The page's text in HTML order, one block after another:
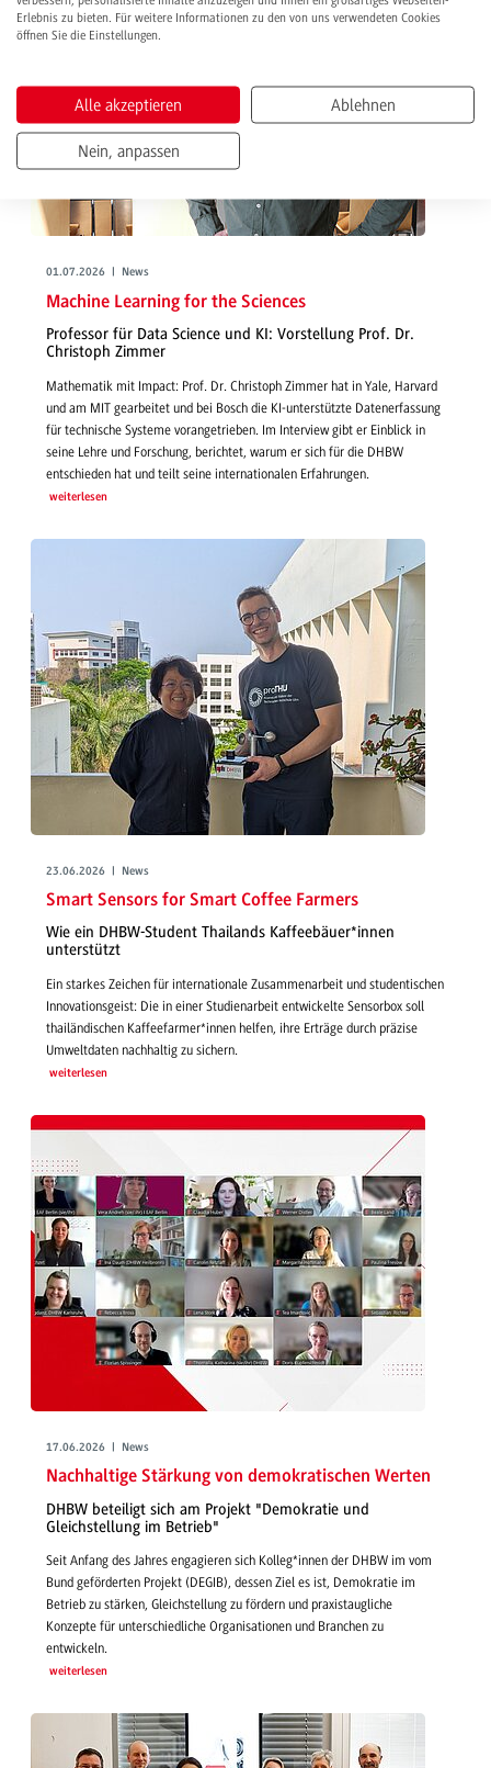
01.07.2026 | News
Machine Learning for the Sciences
Professor für Data Science und KI: Vorstellung Prof. Dr.
Christoph Zimmer
Mathematik mit Impact: Prof. Dr. Christoph Zimmer hat in Yale, Harvard
und am MIT gearbeitet und bei Bosch die KI-unterstützte Datenerfassung
für technische Systeme vorangetrieben. Im Interview gibt er Einblick in
seine Lehre und Forschung, berichtet, warum er sich für die DHBW
entschieden hat und teilt seine internationalen Erfahrungen.
weiterlesen
23.06.2026 | News
Smart Sensors for Smart Coffee Farmers
Wie ein DHBW-Student Thailands Kaffeebäuer*innen
unterstützt
Ein starkes Zeichen für internationale Zusammenarbeit und studentischen
Innovationsgeist: Die in einer Studienarbeit entwickelte Sensorbox soll
thailändischen Kaffeefarmer*innen helfen, ihre Erträge durch präzise
Umweltdaten nachhaltig zu sichern.
weiterlesen
17.06.2026 | News
Nachhaltige Stärkung von demokratischen Werten
DHBW beteiligt sich am Projekt "Demokratie und
Gleichstellung im Betrieb"
Seit Anfang des Jahres engagieren sich Kolleg*innen der DHBW im vom
Bund geförderten Projekt (DEGIB), dessen Ziel es ist, Demokratie im
Betrieb zu stärken, Gleichstellung zu fördern und praxistaugliche
Konzepte für unterschiedliche Organisationen und Branchen zu
entwickeln.
weiterlesen
Erlebnis zu bieten. Für weitere Informationen zu den von uns verwendeten Cookies
öffnen Sie die Einstellungen.
Alle akzeptieren Ablehnen
Nein, anpassen